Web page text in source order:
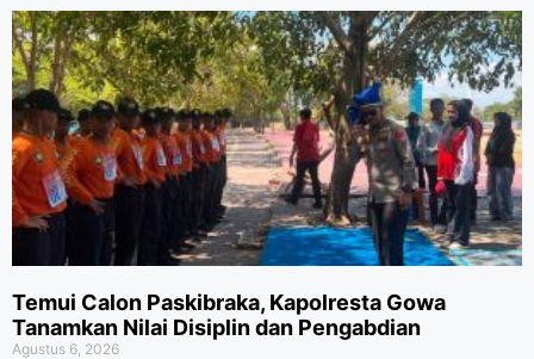
Temui Calon Paskibraka, Kapolresta Gowa
Tanamkan Nilai Disiplin dan Pengabdian
Agustus 6, 2026